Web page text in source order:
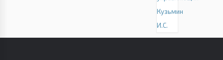
Кузьмин
И.С.